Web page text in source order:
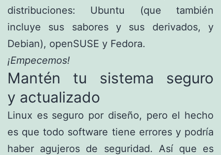
distribuciones: Ubuntu (que también
incluye sus sabores y sus derivados, y
Debian), openSUSE y Fedora.
¡Empecemos!
Mantén tu sistema seguro
y actualizado
Linux es seguro por diseño, pero el hecho
es que todo software tiene errores y podría
haber agujeros de seguridad. Así que es